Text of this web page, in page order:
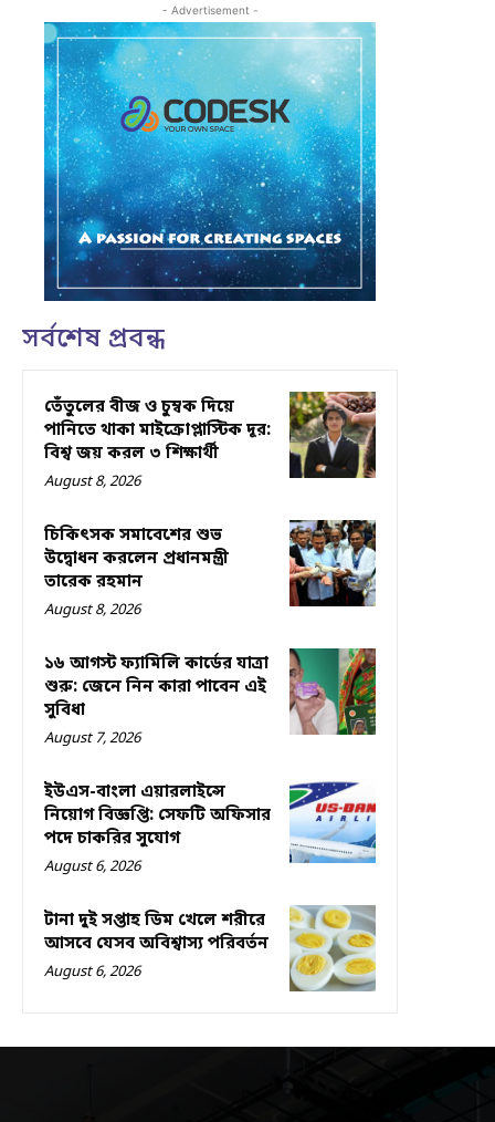
- Advertisement -
সর্বশেষ প্রবন্ধ
তেঁতুলের বীজ ও চুম্বক দিয়ে
পানিতে থাকা মাইক্রোপ্লাস্টিক দূর:
বিশ্ব জয় করল ৩ শিক্ষার্থী
August 8, 2026
চিকিৎসক সমাবেশের শুভ
উদ্বোধন করলেন প্রধানমন্ত্রী
তারেক রহমান
August 8, 2026
১৬ আগস্ট ফ্যামিলি কার্ডের যাত্রা
শুরু: জেনে নিন কারা পাবেন এই
সুবিধা
August 7, 2026
ইউএস-বাংলা এয়ারলাইন্সে
নিয়োগ বিজ্ঞপ্তি: সেফটি অফিসার
পদে চাকরির সুযোগ
August 6, 2026
টানা দুই সপ্তাহ ডিম খেলে শরীরে
আসবে যেসব অবিশ্বাস্য পরিবর্তন
August 6, 2026